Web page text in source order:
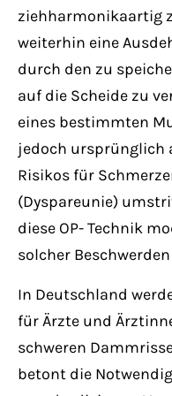
ziehharmonikaartig
weiterhin eine
durch den zu
auf die Scheide zu
eines bestimmten
jedoch ursprünglich
Risikos für
(Dyspareunie)
diese OP- Technik
solcher
In Deutschland
für Ärzte und
schweren
betont die